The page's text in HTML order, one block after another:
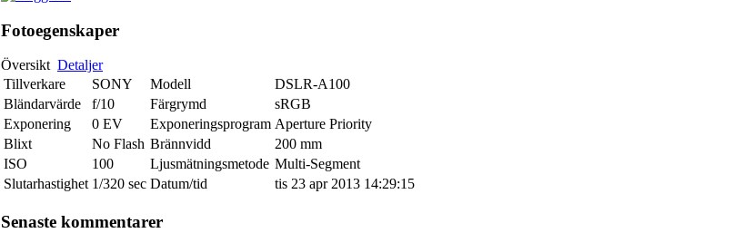
Fotoegenskaper
Översikt Detaljer
Tillverkare
SONY Modell
DSLR-A100
Bländarvärde
f/10 Färgrymd
sRGB
Exponering
0 EV Exponeringsprogram Aperture Priority
Blixt
No Flash Brännvidd
200 mm
ISO
100 Ljusmätningsmetode Multi-Segment
Slutarhastighet 1/320 sec Datum/tid tis 23 apr 2013 14:29:15
Senaste kommentarer